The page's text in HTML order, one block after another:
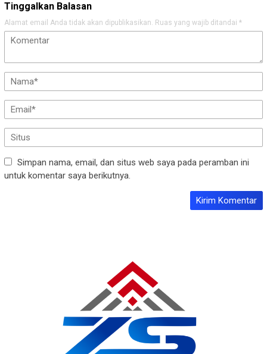
Tinggalkan Balasan
Alamat email Anda tidak akan dipublikasikan. Ruas yang wajib ditandai *
Simpan nama, email, dan situs web saya pada peramban ini
untuk komentar saya berikutnya.